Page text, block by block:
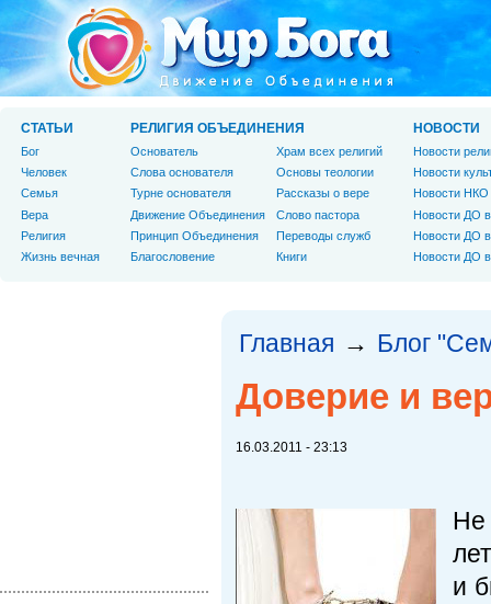
Главная → Блог
Доверие и
16.03.2011 - 23:13
Не
и
СТАТЬИ
Бог
Человек
Cемья
Вера
Религия
Жизнь вечная
РЕЛИГИЯ ОБЪЕДИНЕНИЯ
Основатель
Слова основателя
Турне основателя
Движение Объединения
Принцип Объединения
Благословение
Храм всех религий
Основы теологии
Рассказы о вере
Слово пастора
Переводы служб
Книги
НОВОСТИ
Новости
Новости
Новости НКО
Новости ДО
Новости ДО
Новости ДО